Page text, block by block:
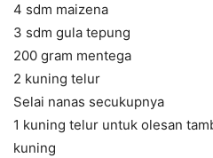
4 sdm maizena
3 sdm gula tepung
200 gram mentega
2 kuning telur
Selai nanas secukupnya
1 kuning telur untuk olesan
kuning